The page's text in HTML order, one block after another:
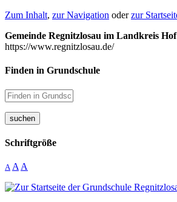
Zum Inhalt, zur Navigation oderzur
Gemeinde Regnitzlosau im Landkreis Hof
https://www.regnitzlosau.de/
Finden in Grundschule
suchen
Schriftgröße
A A A